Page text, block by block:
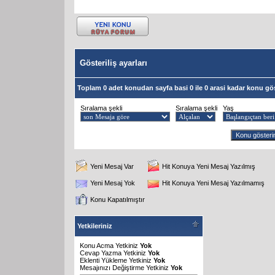
Gösteriliş ayarları
Toplam 0 adet konudan sayfa basi 0 ile 0 arasi kadar konu
Sıralama şekli Sıralama şekli Yaş
Yeni Mesaj Var Hit Konuya Yeni Mesaj Yazılmış
Yeni Mesaj Yok Hit Konuya Yeni Mesaj Yazılmamış
Konu Kapatılmıştır
Yetkileriniz
Konu Acma Yetkiniz Yok
Cevap Yazma Yetkiniz Yok
Eklenti Yükleme Yetkiniz Yok
Mesajınızı Değiştirme Yetkiniz Yok